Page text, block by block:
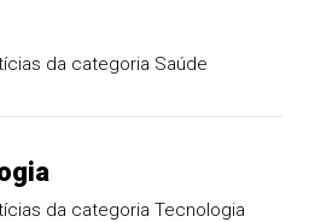
da categoria Saúde
da categoria Tecnologia